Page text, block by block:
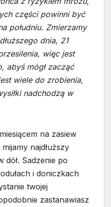
części powinni być
południu. Zmierzamy
dnia, 21
więc jest
abyś mógł zacząć
wiele do zrobienia,
nadchodzą w
na zasiew
najdłuższy
dół. Sadzenie po
i doniczkach
twojej
zastanawiasz